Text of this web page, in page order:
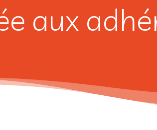
aux